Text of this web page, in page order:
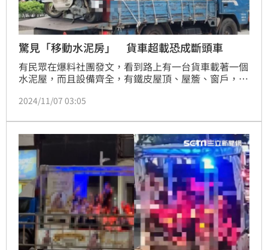
驚見「移動水泥房」 貨車超載恐成斷頭車
有民眾在爆料社團發文，看到路上有一台貨車載著一個
水泥屋，而且設備齊全，有鐵皮屋頂、屋簷、窗戶，還
載式露營貨車太危險了吧！詢問貨車業者也表示，水泥
就會脫節，成了斷尾車。
2024/11/07 03:05